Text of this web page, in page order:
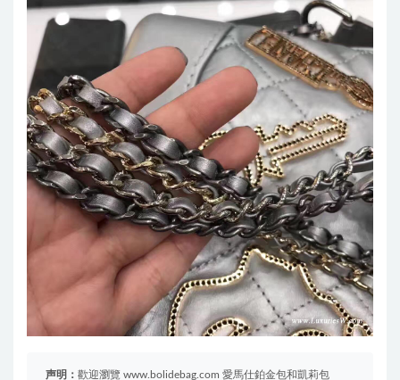
声明： 歡迎瀏覽 www.bolidebag.com 愛馬仕鉑金包和凱莉包